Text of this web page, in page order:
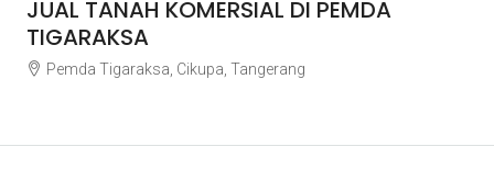
JUAL TANAH KOMERSIAL DI PEMDA
TIGARAKSA
Pemda Tigaraksa, Cikupa, Tangerang